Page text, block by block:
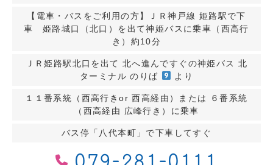
【電車・バスをご利用の方】ＪＲ神戸線 姫路駅で下
車 姫路城口（北口）を出て神姫バスに乗車（西高行
き）約10分
ＪＲ姫路駅北口を出て 北へ進んですぐの神姫バス 北
ターミナル のりば
より
１１番系統（西高行きor 西高経由）または ６番系統
（西高経由 広峰行き）に乗車
バス停「八代本町」で下車してすぐ